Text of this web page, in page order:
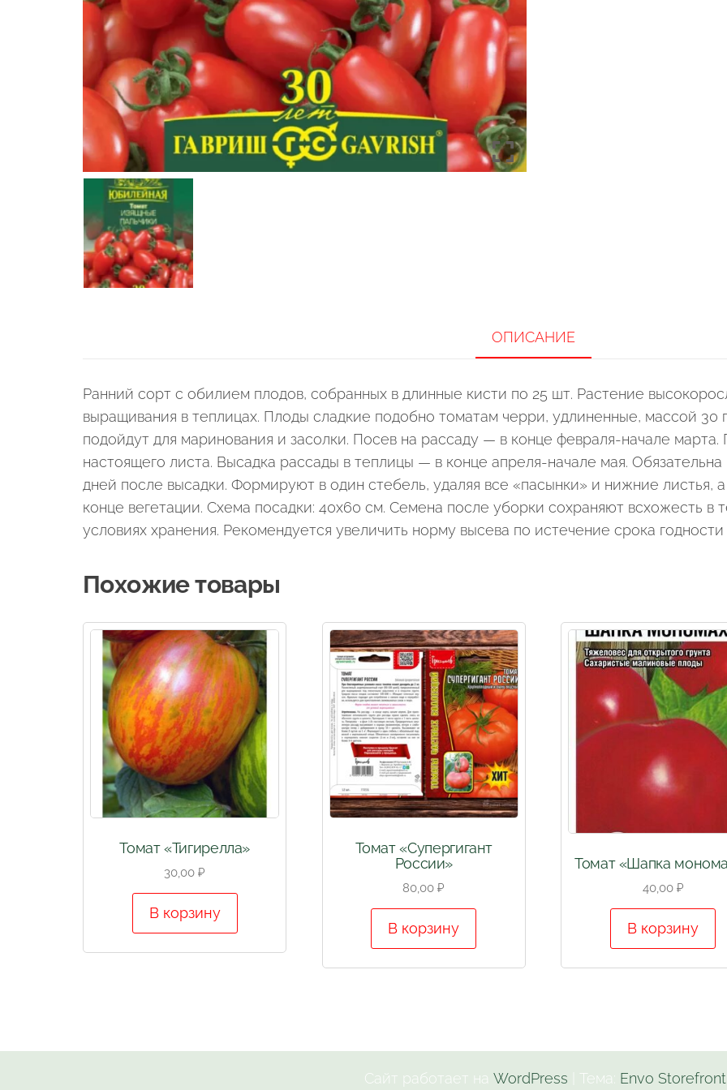
ОПИСАНИЕ
Ранний сорт с обилием плодов, собранных в длинные кисти по 25 шт. Растение
выращивания в теплицах. Плоды сладкие подобно томатам черри, удлиненные, массой
подойдут для маринования и засолки. Посев на рассаду — в конце февраля-начале
настоящего листа. Высадка рассады в теплицы — в конце апреля-начале мая. Обязательна
дней после высадки. Формируют в один стебель, удаляя все «пасынки» и нижние листья,
конце вегетации. Схема посадки: 40х60 см. Семена после уборки сохраняют всхожесть в
условиях хранения. Рекомендуется увеличить норму высева по истечение срока годности
Похожие товары
Томат «Тигирелла»
30,00₽
В корзину
Томат «Супергигант
России»
80,00₽
В корзину
Томат «Шапка
40,00 ₽
В корзину
Сайт работает на WordPress Тема: Envo Storefront